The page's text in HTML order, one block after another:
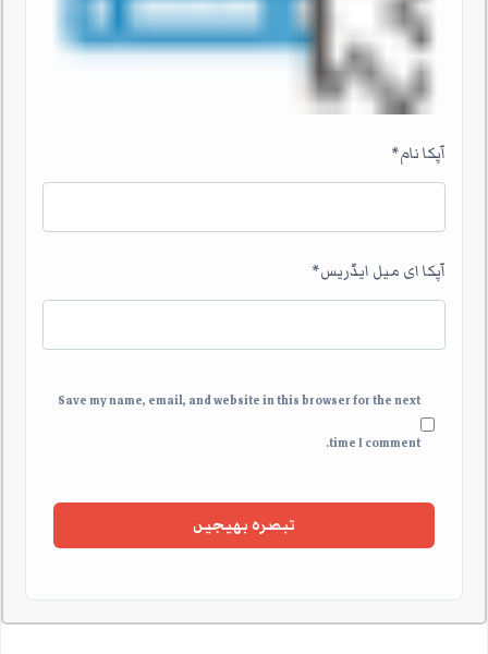
آپکا نام*
آپکا ای میل ایڈریس*
Save my name, email, and website in this browser for the next
time I comment.